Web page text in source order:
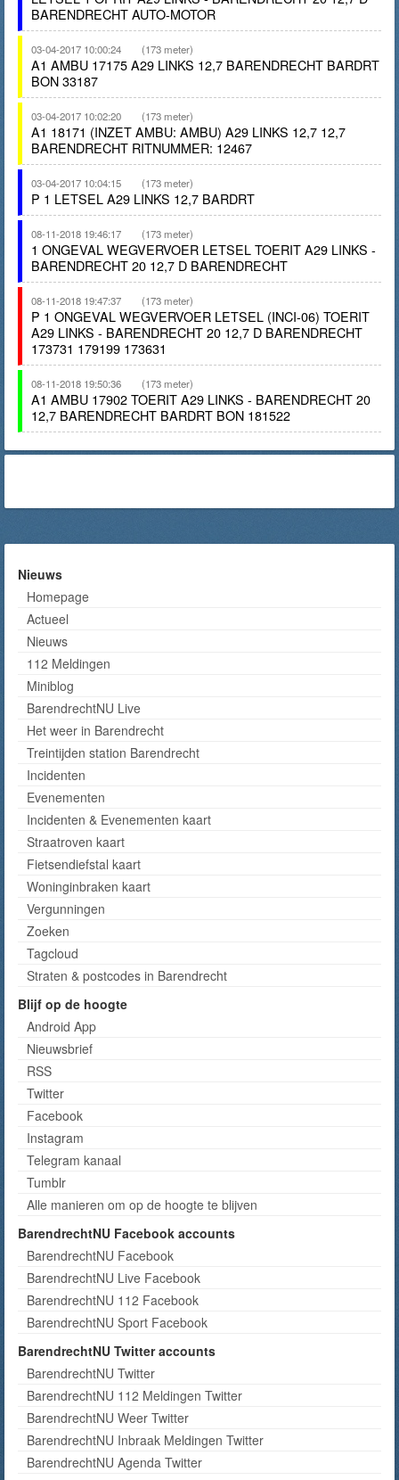
BARENDRECHT AUTO-MOTOR
03-04-2017 10:00:24 (173 meter)
A1 AMBU 17175 A29 LINKS 12,7 BARENDRECHT BARDRT
BON 33187
03-04-2017 10:02:20 (173 meter)
A1 18171 (INZET AMBU: AMBU) A29 LINKS 12,7 12,7
BARENDRECHT RITNUMMER: 12467
03-04-2017 10:04:15 (173 meter)
P 1 LETSEL A29 LINKS 12,7 BARDRT
08-11-2018 19:46:17 (173 meter)
1 ONGEVAL WEGVERVOER LETSEL TOERIT A29 LINKS -
BARENDRECHT 20 12,7 D BARENDRECHT
08-11-2018 19:47:37 (173 meter)
P 1 ONGEVAL WEGVERVOER LETSEL (INCI-06) TOERIT
A29 LINKS - BARENDRECHT 20 12,7 D BARENDRECHT
173731 179199 173631
08-11-2018 19:50:36 (173 meter)
A1 AMBU 17902 TOERIT A29 LINKS - BARENDRECHT 20
12,7 BARENDRECHT BARDRT BON 181522
Nieuws
Homepage
Actueel
Nieuws
112 Meldingen
Miniblog
BarendrechtNU Live
Het weer in Barendrecht
Treintijden station Barendrecht
Incidenten
Evenementen
Incidenten & Evenementen kaart
Straatroven kaart
Fietsendiefstal kaart
Woninginbraken kaart
Vergunningen
Zoeken
Tagcloud
Straten & postcodes in Barendrecht
Blijf op de hoogte
Android App
Nieuwsbrief
RSS
Twitter
Facebook
Instagram
Telegram kanaal
Tumblr
Alle manieren om op de hoogte te blijven
BarendrechtNU Facebook accounts
BarendrechtNU Facebook
BarendrechtNU Live Facebook
BarendrechtNU 112 Facebook
BarendrechtNU Sport Facebook
BarendrechtNU Twitter accounts
BarendrechtNU Twitter
BarendrechtNU 112 Meldingen Twitter
BarendrechtNU Weer Twitter
BarendrechtNU Inbraak Meldingen Twitter
BarendrechtNU Agenda Twitter